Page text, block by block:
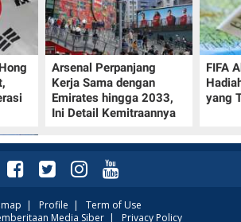
Arsenal Perpanjang
Kerja Sama dengan
Emirates hingga 2033,
Ini Detail Kemitraannya
FIFA
yang
| Profile | Term of Use
Media Siber| Privacy Policy